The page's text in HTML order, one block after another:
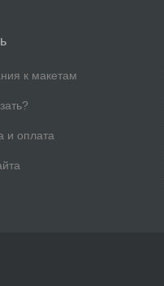
к макетам
и оплата